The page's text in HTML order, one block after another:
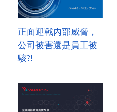
正面迎戰內部威脅，
公司被害還是員工被
駭?!